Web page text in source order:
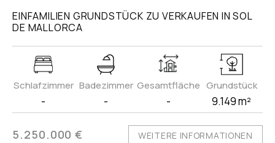
EINFAMILIEN GRUNDSTÜCK ZU VERKAUFEN IN SOL
DE MALLORCA
Schlafzimmer
-
Badezimmer
-
Gesamtfläche
-
Grundstück
9.149 m²
5.250.000 € WEITERE INFORMATIONEN